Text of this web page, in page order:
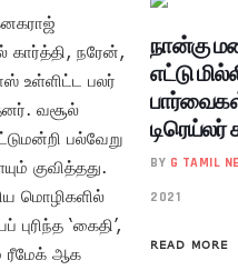
கார்த்தி, நரேன்,
உள்ளிட்ட பலர்
வசூல்
பல்வேறு
குவித்தது.
மொழிகளில்
‘கைதி’,
ரீமேக் ஆக
நான்கு
எட்டு
BY G TAMIL
2021
READ MORE